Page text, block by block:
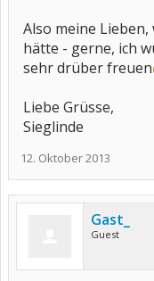
Also meine
hätte - gerne, ich
sehr drüber freuen
Liebe Grüsse,
Sieglinde
12. Oktober 2013
Gast_
Guest